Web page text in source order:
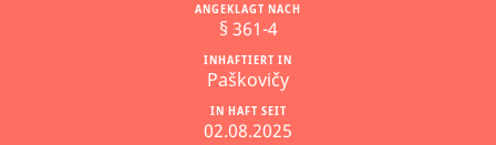
IN HAFT SEIT
02.08.2025
INHAFTIERT IN
Paškovičy
ANGEKLAGT NACH
§ 361-4